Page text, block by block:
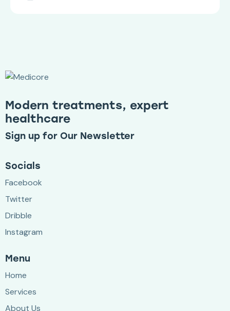
Modern treatments, expert
healthcare
Sign up for Our Newsletter
Socials
Facebook
Twitter
Dribble
Instagram
Menu
Home
Services
About Us